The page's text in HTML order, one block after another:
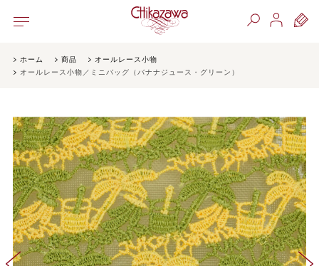
ホーム 商品
オールレース小物
オールレース小物／ミニバッグ（バナナジュース・グリーン）